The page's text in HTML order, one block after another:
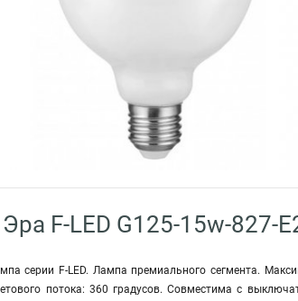
F-LED G125-15w-827-
серии F-LED. Лампа премиального сегмента.
потока: 360 градусов. Совместима с